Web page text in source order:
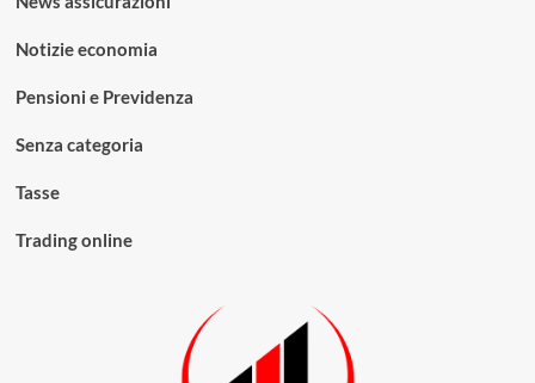
Notizie economia
Pensioni e Previdenza
Senza categoria
Tasse
Trading online